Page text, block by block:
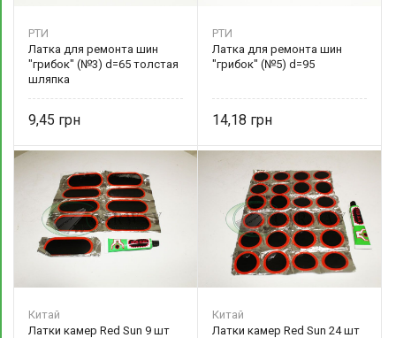
РТИ
Латка для ремонта шин
"грибок" (№3) d=65 толстая
шляпка
9,45
РТИ
Латка для ремонта шин
"грибок" (№5) d=95
14,18
Китай
Латки камер Red Sun 9 шт
Китай
Латки камер Red Sun 24 шт